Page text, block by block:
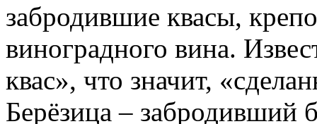
забродившие квасы,
виноградного вина.
квас», что значит,
Берёзица – забродивший